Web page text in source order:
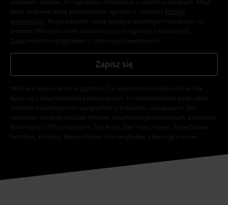
osobowe i wysyłać mi regularnie informacje o swoich produktach. Moje
dane osobowe będą przetwarzane zgodnie z zapisami
Polityki
prywatności . Mogę odwołać swoją zgodę w dowolnym momencie, np.
poprzez kliknięcie w link umożliwiający rezygnację z subskrypcji.
Tutaj możesz zrezygnować z subskrypcji newslettera.
Zapisz się
*Kod jest ważny przez 4 tygodnie. Do wykorzystania tylko online. NIe
łączy się z innymi kodami promocyjnymi. Po wprowadzeniu kodu rabat
zostanie automatycznie uwzględniony w koszyku zakupowym. Nie
obejmuje: mediów, książek, biletów, voucherów prezentowych, artykułów:
Rammstein, (Till) Lindemann, Die Ärzte, Die Toten Hosen, Feine Sahne
Fischfilet, Broilers, Böhse Onkelz oraz artykułów z donacją w cenie.